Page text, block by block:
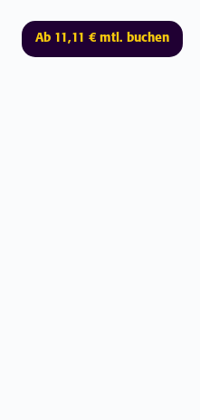
Ab 11,11 € mtl. buchen